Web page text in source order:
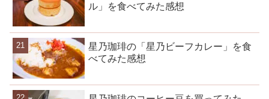
ル」を食べてみた感想
星乃珈琲の「星乃ビーフカレー」を食
べてみた感想